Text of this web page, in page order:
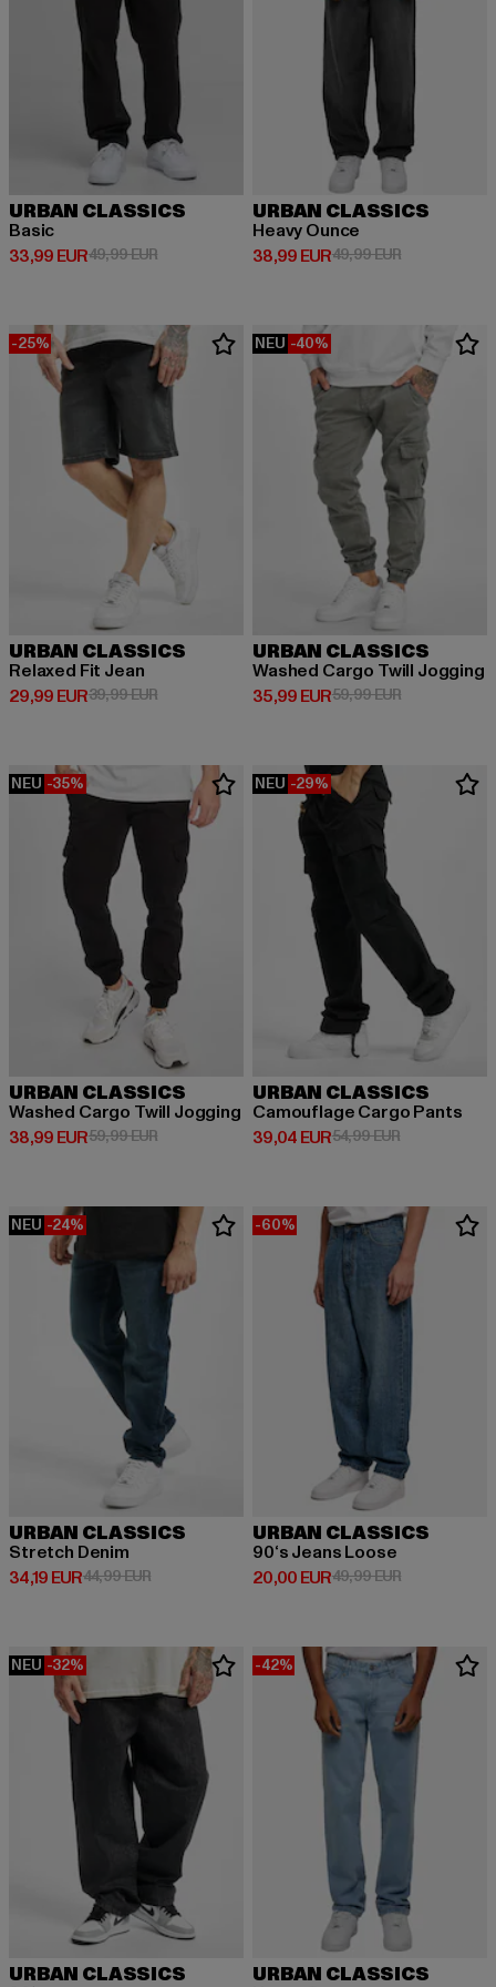
URBAN CLASSICS
Basic
33,99 EUR
Derzeitiger Preis: 33,99 EUR
49,99 EURAktionspreis: 49,99 EUR
URBAN CLASSICS
Heavy Ounce
38,99 EUR
Derzeitiger Preis: 38,99 EUR
49,99 EURAktionspreis:
-25%
URBAN CLASSICS
Relaxed Fit Jean
29,99 EUR
Derzeitiger Preis: 29,99 EUR
39,99 EURAktionspreis: 39,99 EUR
NEU -40%
URBAN CLASSICS
Washed Cargo Twill Jogging
35,99 EUR
Derzeitiger Preis: 35,99 EUR
59,99 EURAktionspreis:
NEU -35%
URBAN CLASSICS
Washed Cargo Twill Jogging
38,99 EUR
Derzeitiger Preis: 38,99 EUR
59,99 EURAktionspreis: 59,99 EUR
NEU -29%
URBAN CLASSICS
Camouflage Cargo Pants
39,04 EUR
Derzeitiger Preis: 39,04 EUR
54,99 EURAktionspreis:
NEU -24%
URBAN CLASSICS
Stretch Denim
34,19 EUR
Derzeitiger Preis: 34,19 EUR
44,99 EURAktionspreis: 44,99 EUR
-60%
URBAN CLASSICS
90‘s Jeans Loose
20,00 EUR
Derzeitiger Preis: 20,00 EUR
49,99 EURAktionspreis:
NEU -32%
URBAN CLASSICS
-42%
URBAN CLASSICS